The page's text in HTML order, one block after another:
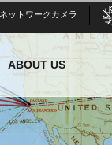
ネットワークカメラ
ABOUT US